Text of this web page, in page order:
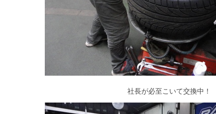
社長が必至こいて交換中！